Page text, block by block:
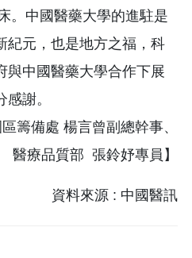
。中國醫藥大學的進駐是
紀元，也是地方之福，科
與中國醫藥大學合作下展
謝。
籌備處 楊言曾副總幹事、
醫療品質部 張鈴妤專員】
資料來源 : 中國醫訊